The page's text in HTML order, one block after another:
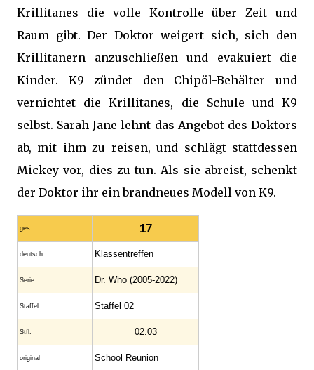
Krillitanes die volle Kontrolle über Zeit und
Raum gibt. Der Doktor weigert sich, sich den
Krillitanern anzuschließen und evakuiert die
Kinder. K9 zündet den Chipöl-Behälter und
vernichtet die Krillitanes, die Schule und K9
selbst. Sarah Jane lehnt das Angebot des Doktors
ab, mit ihm zu reisen, und schlägt stattdessen
Mickey vor, dies zu tun. Als sie abreist, schenkt
der Doktor ihr ein brandneues Modell von K9.
ges. 17
deutsch Klassentreffen
Serie Dr. Who (2005-2022)
Staffel Staffel 02
Stfl. 02.03
original School Reunion